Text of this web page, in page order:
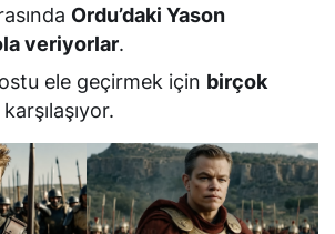
Ordu’daki Yason
veriyorlar.
ele geçirmek için birçok
karşılaşıyor.